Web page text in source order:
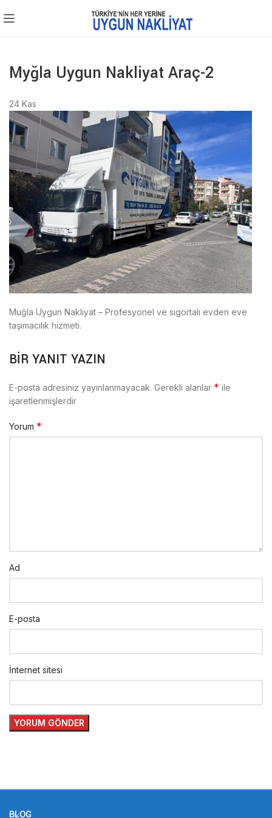
Myğla Uygun Nakliyat Araç-2
24 Kas
Muğla Uygun Nakliyat – Profesyonel ve sigortalı evden eve
taşımacılık hizmeti.
BIR YANIT YAZIN
E-posta adresiniz yayınlanmayacak. Gerekli alanlar * ile
işaretlenmişlerdir
Yorum *
Ad
E-posta
İnternet sitesi
BLOG